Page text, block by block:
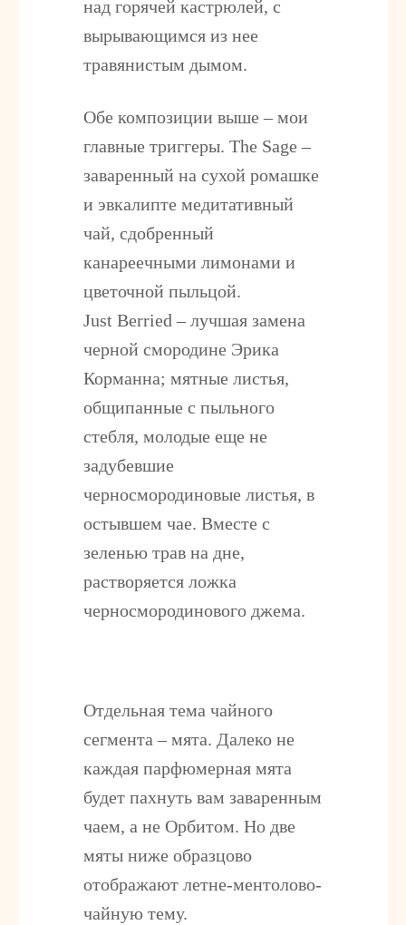
над горячей кастрюлей, с
вырывающимся из нее
травянистым дымом.
Обе композиции выше – мои
главные триггеры. The Sage –
заваренный на сухой ромашке
и эвкалипте медитативный
чай, сдобренный
канареечными лимонами и
цветочной пыльцой.
Just Berried – лучшая замена
черной смородине Эрика
Корманна; мятные листья,
общипанные с пыльного
стебля, молодые еще не
задубевшие
черносмородиновые листья, в
остывшем чае. Вместе с
зеленью трав на дне,
растворяется ложка
черносмородинового джема.
Отдельная тема чайного
сегмента – мята. Далеко не
каждая парфюмерная мята
будет пахнуть вам заваренным
чаем, а не Орбитом. Но две
мяты ниже образцово
отображают летне-ментолово-
чайную тему.